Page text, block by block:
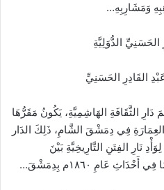
وَمَشَارِبِهِ…
الدُّوَلِيَّةِ
القَادِرِ الحَسَنِيِّ
دَارِ الثَّقَافَةِ الهَاشِمِيَّةِ، يَكُونُ مَقَرُّهَا
فِي دِمَشْقَ الشَّامِ، ذَلِكَ الدَار
نَارِ الفِتَنِ التَّارِيخِيَّةِ بَيْنَ
عَامِ ١٨٦٠م بِدِمَشْقَ…